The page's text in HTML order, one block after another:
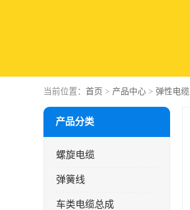
当前位置： 首页 > 产品中心 > 弹性电缆
产品分类
螺旋电缆
弹簧线
车类电缆总成